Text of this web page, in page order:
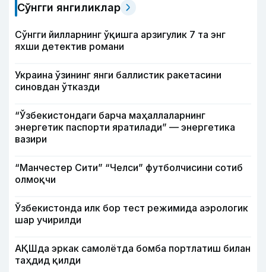
Сўнгги янгиликлар
Сўнгги йилларнинг ўқишга арзигулик 7 та энг
яхши детектив романи
Украина ўзининг янги баллистик ракетасини
синовдан ўтказди
“Ўзбекистондаги барча маҳаллаларнинг
энергетик паспорти яратилади” — энергетика
вазири
“Манчестер Сити” “Челси” футболчисини сотиб
олмоқчи
Ўзбекистонда илк бор тест режимида аэрологик
шар учирилди
АҚШда эркак самолётда бомба портлатиш билан
таҳдид қилди